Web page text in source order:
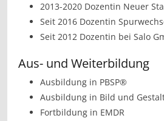
2013-2020 Dozentin Neuer
Seit 2016 Dozentin
Seit 2012 Dozentin bei Salo
Aus- und Weiterbildung
Ausbildung in PBSP®
Ausbildung in Bild und
Fortbildung in EMDR